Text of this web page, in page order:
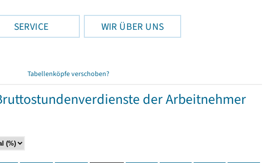
SERVICE WIR ÜBER UNS
Tabellenköpfe verschoben?
der Arbeitnehmer